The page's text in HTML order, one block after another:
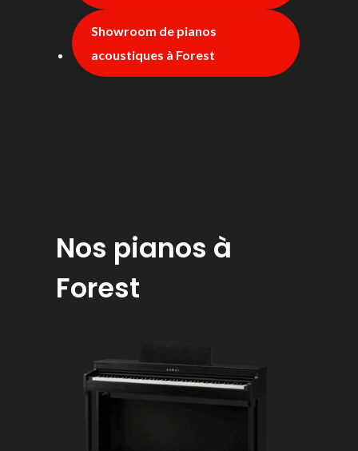
Showroom de pianos
acoustiques à Forest
Nos pianos à
Forest